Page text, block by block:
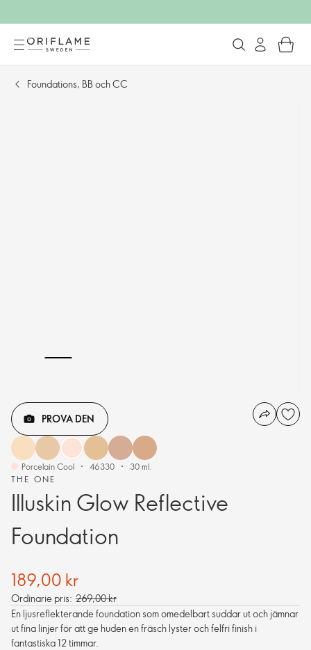
Foundations, BB och CC
THE ONE
Illuskin Glow Reflective
Foundation
PROVA DEN
Porcelain Cool 46330 30 ml.
189,00 kr
Ordinarie pris: 269,00 kr
En ljusreflekterande foundation som omedelbart suddar ut och jämnar
ut fina linjer för att ge huden en fräsch lyster och felfri finish i
fantastiska 12 timmar.